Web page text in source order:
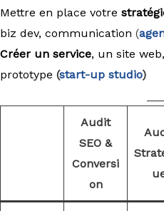
Mettre en place votre
biz dev, communication (
Créer un service, un site
prototype (start-up studio)
Audit
SEO &
Conversi
on